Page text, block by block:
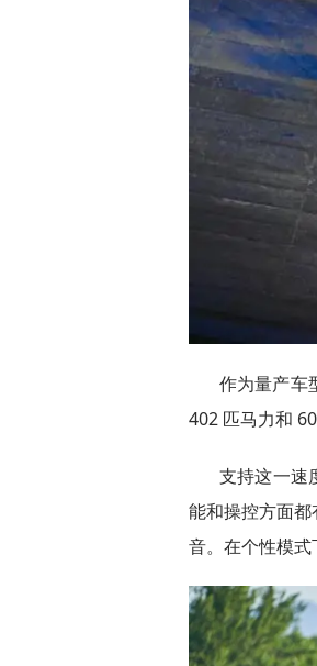
作为量产车
402 匹马力和
支持这一速
能和操控方面
音。在个性模式